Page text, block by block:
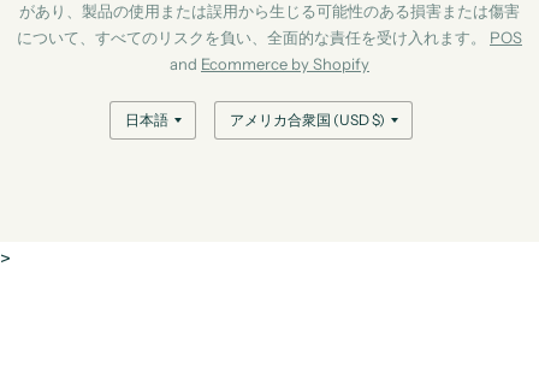
があり、製品の使用または誤用から生じる可能性のある損害または傷害
について、すべてのリスクを負い、全面的な責任を受け入れます。 POS
and Ecommerce by Shopify
国/
地
国/
地
>